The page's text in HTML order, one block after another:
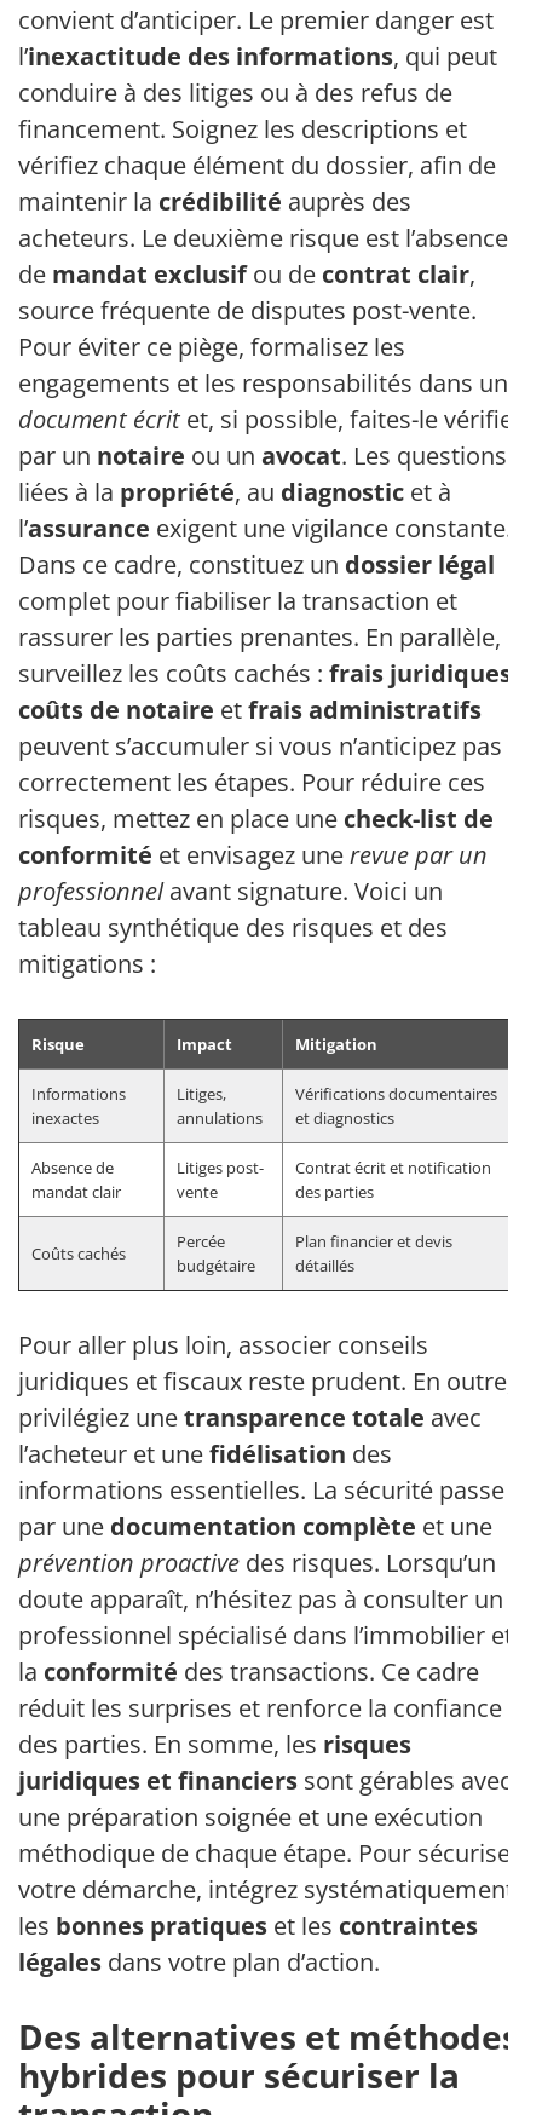
convient d’anticiper. Le premier danger est
l’inexactitude des informations, qui peut
conduire à des litiges ou à des refus de
financement. Soignez les descriptions et
vérifiez chaque élément du dossier, afin de
maintenir la crédibilité auprès des
acheteurs. Le deuxième risque est l’absence
de mandat exclusifou de contrat clair,
source fréquente de disputes post-vente.
Pour éviter ce piège, formalisez les
engagements et les responsabilités dans un
document écrit et, si possible, faites-le vérifier
par un notaire ou un avocat. Les questions
liées à la propriété, au diagnostic et à
l’assurance exigent une vigilance constante.
Dans ce cadre, constituez un dossier légal
complet pour fiabiliser la transaction et
rassurer les parties prenantes. En parallèle,
surveillez les coûts cachés : frais juridiques
coûts de notaire etfrais administratifs
peuvent s’accumuler si vous n’anticipez pas
correctement les étapes. Pour réduire ces
risques, mettez en place une check-list de
conformité et envisagez unerevue par un
professionnelavant signature. Voici un
tableau synthétique des risques et des
mitigations :
Risque Impact Mitigation
Informations
inexactes
Litiges,
annulations
Vérifications documentaires
et diagnostics
Absence de
mandat clair
Litiges post-
vente
Contrat écrit et notification
des parties
Coûts cachés
Percée
budgétaire
Plan financier et devis
détaillés
Pour aller plus loin, associer conseils
juridiques et fiscaux reste prudent. En outre,
privilégiez unetransparence totale avec
l’acheteur et unefidélisation des
informations essentielles. La sécurité passe
par une documentation complète et une
prévention proactive des risques. Lorsqu’un
doute apparaît, n’hésitez pas à consulter un
professionnel spécialisé dans l’immobilier et
la conformité des transactions. Ce cadre
réduit les surprises et renforce la confiance
des parties. En somme, les risques
juridiques et financiers sont gérables avec
une préparation soignée et une exécution
méthodique de chaque étape. Pour sécuriser
votre démarche, intégrez systématiquement
les bonnes pratiques et les contraintes
légales dans votre plan d’action.
Des alternatives et méthodes
hybrides pour sécuriser la